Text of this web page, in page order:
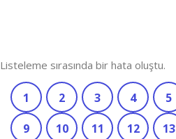
Listeleme sırasında bir hata oluştu.
1 2 3 4 5
9
10 11 12 13